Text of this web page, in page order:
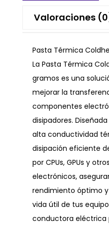
Valoraciones
Pasta Térmica
La Pasta Térmica
gramos es una
mejorar la
componentes
disipadores.
alta conductividad
disipación eficiente
por CPUs, GPUs y
electrónicos,
rendimiento óptimo
vida útil de tus
conductora eléctrica